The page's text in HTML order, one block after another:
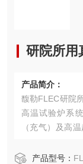
研院所用
产品简介：
馥勒FLEC研院
高温试验炉系
（充气）及高
产品型号：